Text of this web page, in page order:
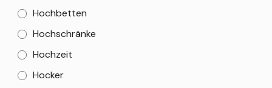
Hochbetten
Hochschränke
Hochzeit
Hocker